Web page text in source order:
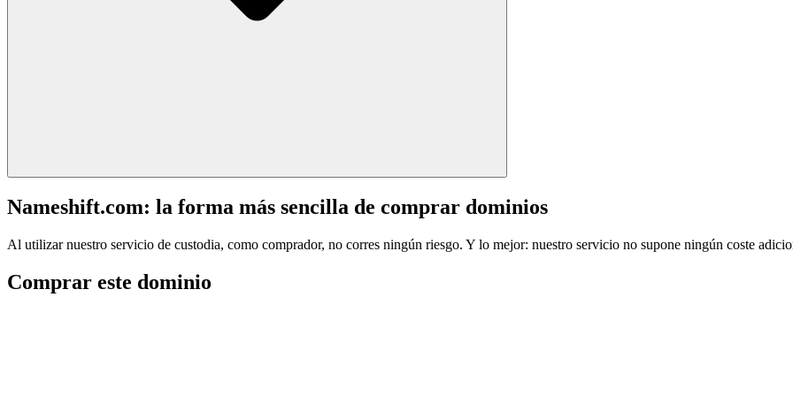
Nameshift.com: la forma más sencilla de comprar dominios
Al utilizar nuestro servicio de custodia, como comprador, no corres ningún riesgo. Y lo mejor: nuestro servicio no supone ningún coste
Comprar este dominio